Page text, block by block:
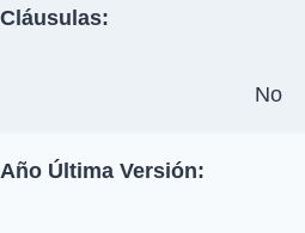
Cláusulas:
No
Año Última Versión: